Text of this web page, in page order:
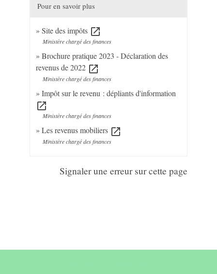
Pour en savoir plus
Site des impôts open_in_new
Ministère chargé des finances
Brochure pratique 2023 - Déclaration des
revenus de 2022 open_in_new
Ministère chargé des finances
Impôt sur le revenu : dépliants d'information
open_in_new
Ministère chargé des finances
Les revenus mobiliers open_in_new
Ministère chargé des finances
Signaler une erreur sur cette page